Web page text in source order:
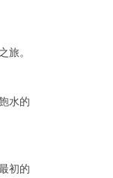
。
水的
初的